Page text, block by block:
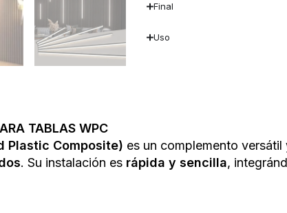
Final
Uso
TABLAS WPC
Plastic Composite) es un complemento
. Su instalación es rápida y sencilla,